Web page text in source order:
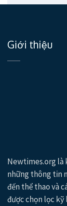
Giới thiệu
Newtimes.org là
những thông tin
đến thể thao và
được chọn lọc